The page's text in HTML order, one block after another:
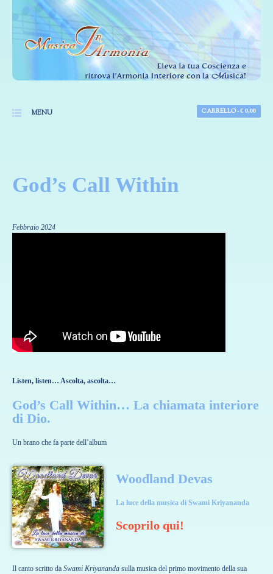
MENU CARRELLO -€ 0,00
God’s Call Within
Febbraio 2024
Listen, listen… Ascolta, ascolta…
God’s Call Within… La chiamata interiore
di Dio.
Un brano che fa parte dell’album
Woodland Devas
La luce della musica di Swami Kriyananda
Scoprilo qui!
Il canto scritto da Swami Kriyananda sulla musica del primo movimento della sua